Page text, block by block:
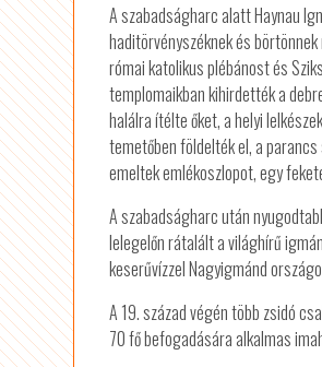
A szabadságharc alatt Haynau
haditörvényszéknek és
római katolikus plébánost és
templomaikban kihirdették a
halálra ítélte őket, a helyi
temetőben földelték el, a
emeltek emlékoszlopot, egy
A szabadságharc után
lelegelőn rátalált a világhírű
keserűvízzel Nagyigmánd
A 19. század végén több zsidó
70 fő befogadására alkalmas